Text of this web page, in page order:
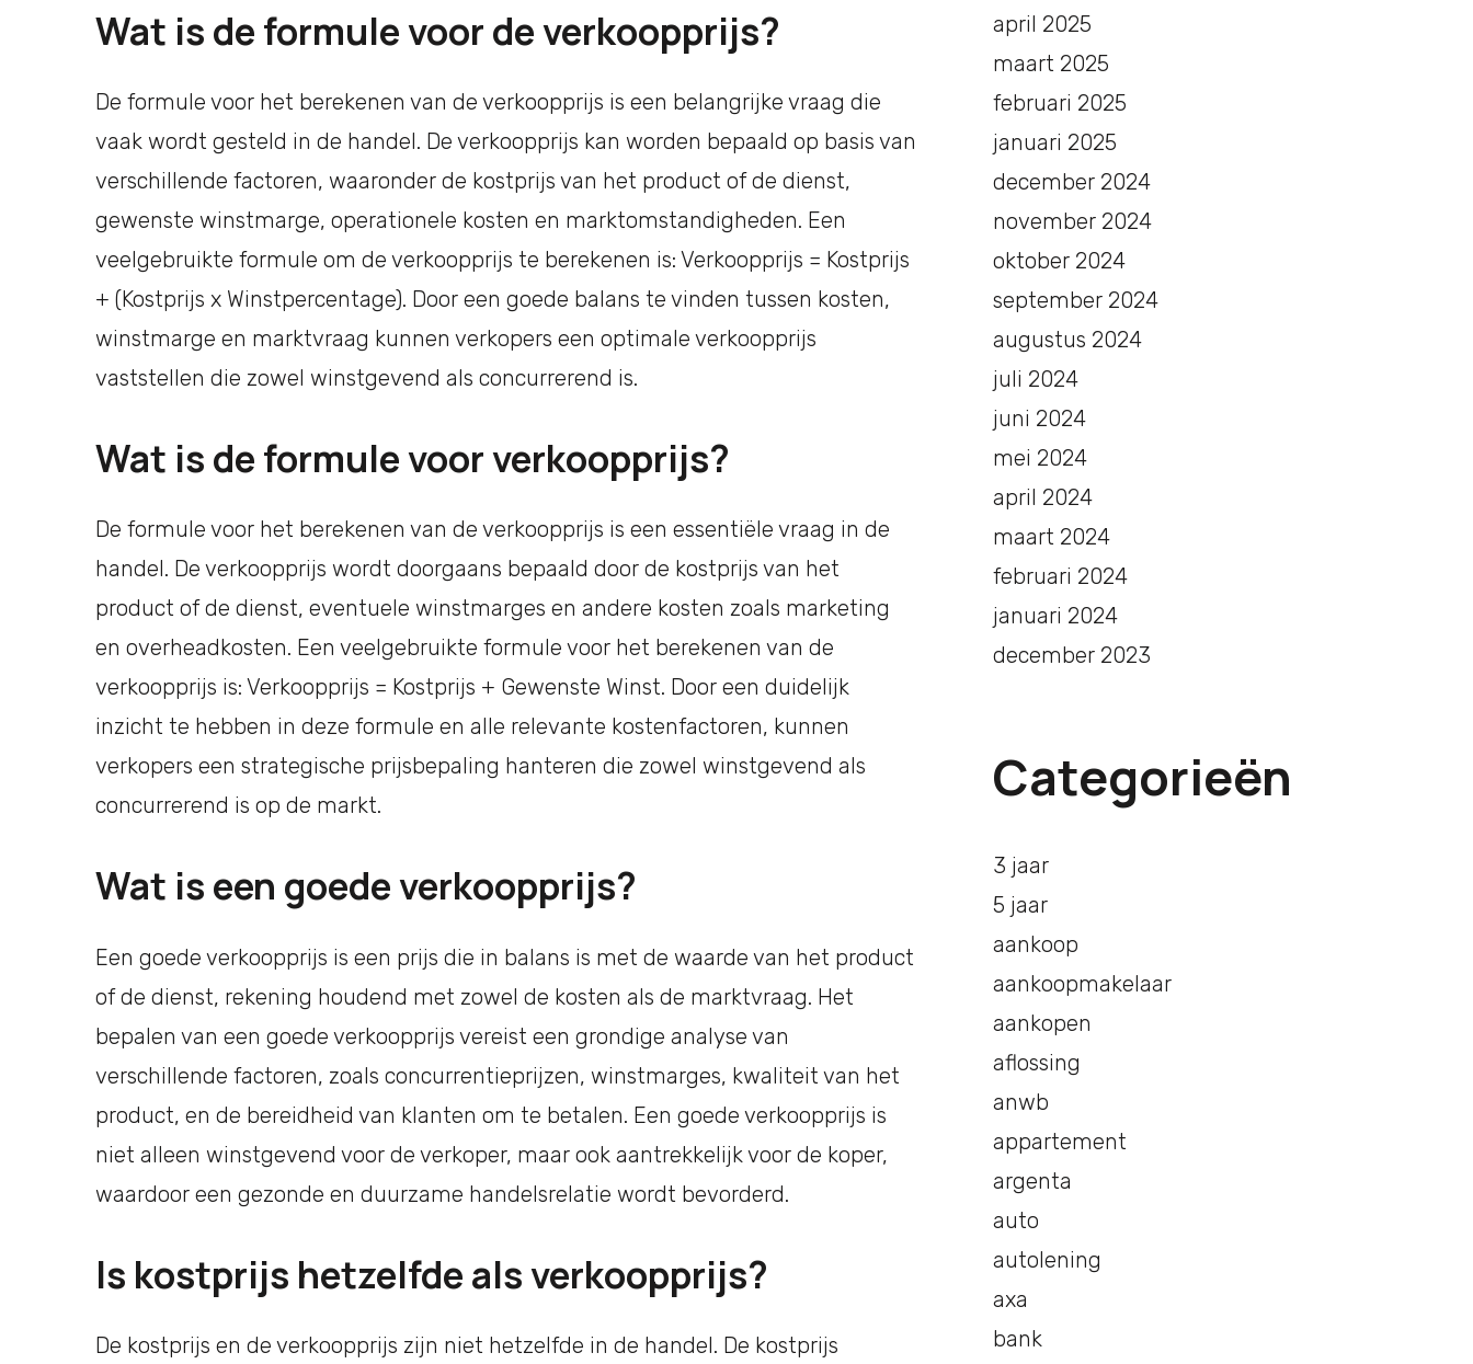
Wat is de formule voor de verkoopprijs?
De formule voor het berekenen van de verkoopprijs is een belangrijke vraag die
vaak wordt gesteld in de handel. De verkoopprijs kan worden bepaald op basis van
verschillende factoren, waaronder de kostprijs van het product of de dienst,
gewenste winstmarge, operationele kosten en marktomstandigheden. Een
veelgebruikte formule om de verkoopprijs te berekenen is: Verkoopprijs = Kostprijs
+ (Kostprijs x Winstpercentage). Door een goede balans te vinden tussen kosten,
winstmarge en marktvraag kunnen verkopers een optimale verkoopprijs
vaststellen die zowel winstgevend als concurrerend is.
Wat is de formule voor verkoopprijs?
De formule voor het berekenen van de verkoopprijs is een essentiële vraag in de
handel. De verkoopprijs wordt doorgaans bepaald door de kostprijs van het
product of de dienst, eventuele winstmarges en andere kosten zoals marketing
en overheadkosten. Een veelgebruikte formule voor het berekenen van de
verkoopprijs is: Verkoopprijs = Kostprijs + Gewenste Winst. Door een duidelijk
inzicht te hebben in deze formule en alle relevante kostenfactoren, kunnen
verkopers een strategische prijsbepaling hanteren die zowel winstgevend als
concurrerend is op de markt.
Wat is een goede verkoopprijs?
Een goede verkoopprijs is een prijs die in balans is met de waarde van het product
of de dienst, rekening houdend met zowel de kosten als de marktvraag. Het
bepalen van een goede verkoopprijs vereist een grondige analyse van
verschillende factoren, zoals concurrentieprijzen, winstmarges, kwaliteit van het
product, en de bereidheid van klanten om te betalen. Een goede verkoopprijs is
niet alleen winstgevend voor de verkoper, maar ook aantrekkelijk voor de koper,
waardoor een gezonde en duurzame handelsrelatie wordt bevorderd.
Is kostprijs hetzelfde als verkoopprijs?
De kostprijs en de verkoopprijs zijn niet hetzelfde in de handel. De kostprijs
april 2025
maart 2025
februari 2025
januari 2025
december 2024
november 2024
oktober 2024
september 2024
augustus 2024
juli 2024
juni 2024
mei 2024
april 2024
maart 2024
februari 2024
januari 2024
december 2023
Categorieën
3 jaar
5 jaar
aankoop
aankoopmakelaar
aankopen
aflossing
anwb
appartement
argenta
auto
autolening
axa
bank